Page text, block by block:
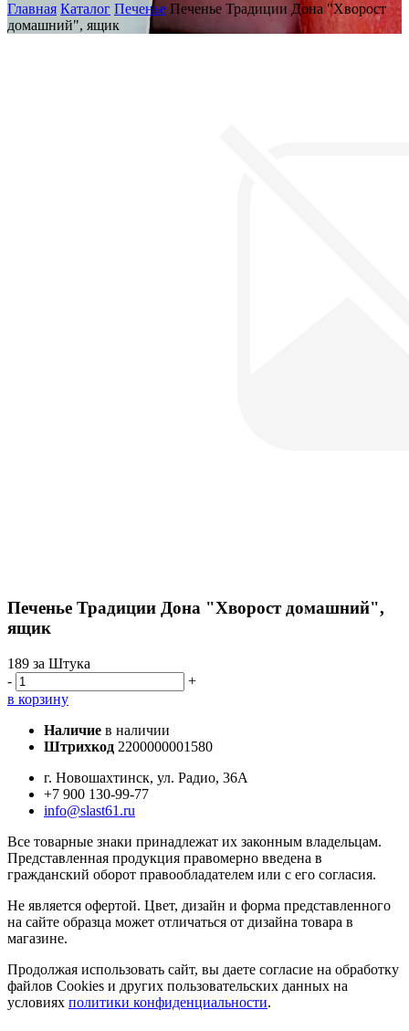
Главная Каталог Печенье Печенье Традиции Дона "Хворост
домашний", ящик
Печенье Традиции Дона "Хворост домашний",
ящик
189 за Штука
-
+
в корзину
Наличие в наличии
Штрихкод 2200000001580
г. Новошахтинск, ул. Радио, 36А
+7 900 130-99-77
info@slast61.ru
Все товарные знаки принадлежат их законным владельцам.
Представленная продукция правомерно введена в
гражданский оборот правообладателем или с его согласия.
Не является офертой. Цвет, дизайн и форма представленного
на сайте образца может отличаться от дизайна товара в
магазине.
Продолжая использовать сайт, вы даете согласие на обработку
файлов Cookies и других пользовательских данных на
условиях политики конфиденциальности.